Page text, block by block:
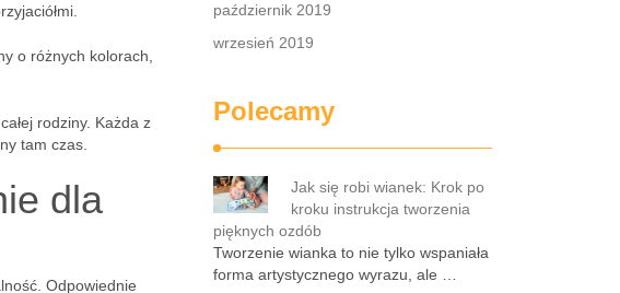
o różnych kolorach,
rodziny. Każda z
tam czas.
dla
Odpowiednie
październik 2019
wrzesień 2019
Polecamy
Jak się robi wianek: Krok po
kroku instrukcja tworzenia
pięknych ozdób
Tworzenie wianka to nie tylko wspaniała
forma artystycznego wyrazu, ale …